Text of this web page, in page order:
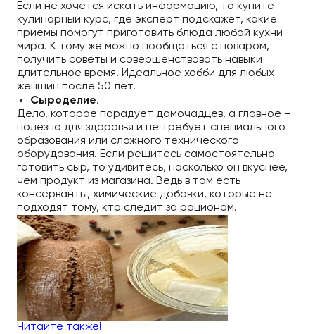
Если не хочется искать информацию, то купите
кулинарный курс, где эксперт подскажет, какие
приемы помогут приготовить блюда любой кухни
мира. К тому же можно пообщаться с поваром,
получить советы и совершенствовать навыки
длительное время. Идеальное хобби для любых
женщин после 50 лет.
Сыроделие.
Дело, которое порадует домочадцев, а главное –
полезно для здоровья и не требует специального
образования или сложного технического
оборудования. Если решитесь самостоятельно
готовить сыр, то удивитесь, насколько он вкуснее,
чем продукт из магазина. Ведь в том есть
консерванты, химические добавки, которые не
подходят тому, кто следит за рационом.
Читайте также!